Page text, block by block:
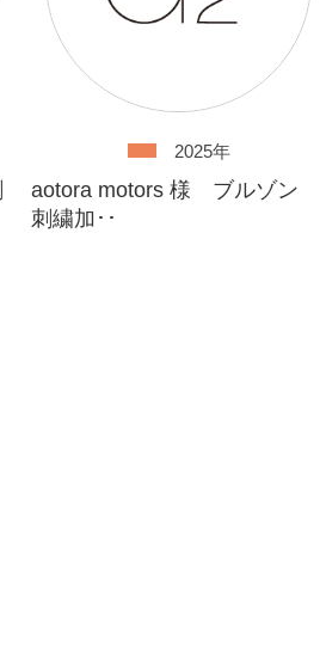
2025年
aotora motors 様 ブルゾン
刺繍加･･